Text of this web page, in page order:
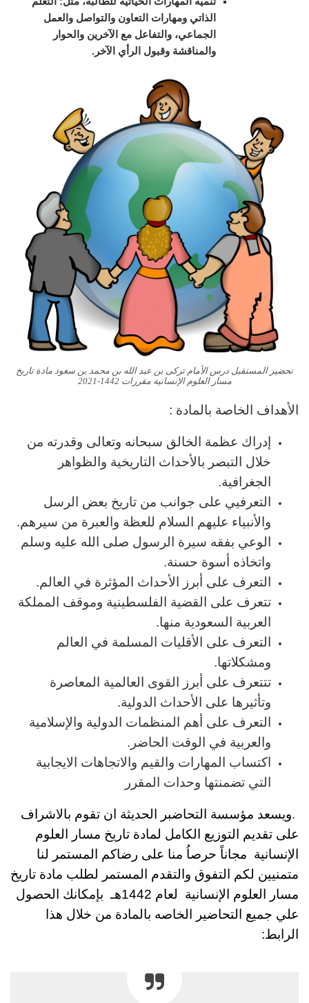
الذاتي ومهارات التعاون والتواصل والعمل
الجماعي، والتفاعل مع الآخرين والحوار
والمناقشة وقبول الرأي الآخر.
تحضير المستقبل درس الأمام تركى بن عبد الله بن محمد بن سعود مادة تاريخ
مسار العلوم الإنسانية مقررات 1442-2021
الأهداف الخاصة بالمادة :
إدراك عظمة الخالق سبحانه وتعالى وقدرته من
خلال التبصر بالأحداث التاريخية والظواهر
الجغرافية.
التعرفيي على جوانب من تاريخ بعض الرسل
والأنبياء عليهم السلام للعظة والعبرة من سيرهم.
الوعي بفقه سيرة الرسول صلى الله عليه وسلم
واتخاذه أسوة حسنة.
التعرف على أبرز الأحداث المؤثرة في العالم.
تتعرف على القضية الفلسطينية وموقف المملكة
العربية السعودية منها.
التعرف على الأقليات المسلمة في العالم
ومشكلاتها.
تتتعرف على أبرز القوى العالمية المعاصرة
وتأثيرها على الأحداث الدولية.
التعرف على أهم المنظمات الدولية والإسلامية
والعربية في الوقت الحاضر.
اكتساب المهارات والقيم والاتجاهات الايجابية
التي تضمنتها وحدات المقرر
.ويسعد مؤسسة التحاضبر الحديثة ان تقوم بالاشراف
على تقديم التوزيع الكامل لمادة تاريخ مسار العلوم
الإنسانية مجاناً حرصاُ منا على رضاكم المستمر لنا
متمنيين لكم التفوق والتقدم المستمر لطلب مادة تاريخ
مسار العلوم الإنسانية
لعام 1442هـ بإمكانك الحصول
علي جميع التحاضير الخاصه بالمادة من خلال هذا
الرابط: